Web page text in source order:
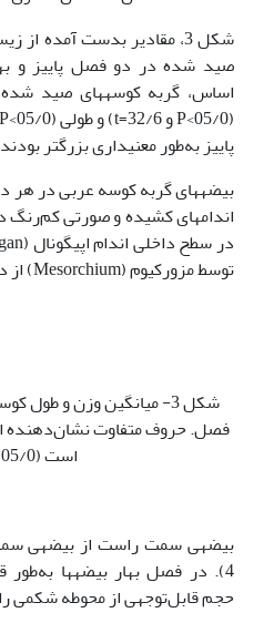
شکل 3، مقادیر بدست آمده
صید شده در دو فصل پاییز و
اساس، گربه کوسه­های صید
پاییز به‌طور معنی­داری بزرگتر
بیضه­های گربه کوسه عربی در هر
اندام­های کشیده و صورتی
توسط مزورکیوم (Mesorchium) از دیواره شکم معلق هستند.
شکل 3- میانگین وزن و
فصل. حروف متفاوت نشان‌دهنده
است (05/0 >P)
بیضه­ی سمت راست از بیضه­ی
4). در فصل بهار بیضه­ها
حجم قابل‌توجهی از محوطه شکمی